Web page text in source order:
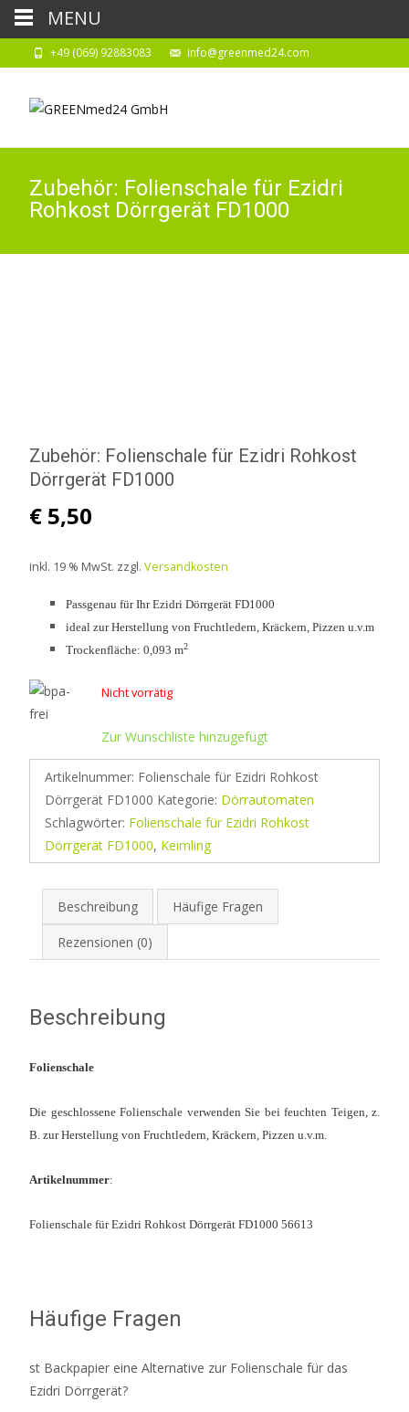
+49 (069) 92883083 info@greenmed24.com
Zubehör: Folienschale für Ezidri
Rohkost Dörrgerät FD1000
Zubehör: Folienschale für Ezidri Rohkost
Dörrgerät FD1000
€ 5,50
inkl. 19 % MwSt. zzgl. Versandkosten
Passgenau für Ihr Ezidri Dörrgerät FD1000
ideal zur Herstellung von Fruchtledern, Kräckern, Pizzen u.v.m
Trockenfläche: 0,093 m2
Nicht vorrätig
Zur Wunschliste hinzugefügt
Artikelnummer: Folienschale für Ezidri Rohkost
Dörrgerät FD1000 Kategorie: Dörrautomaten
Schlagwörter: Folienschale für Ezidri Rohkost
Dörrgerät FD1000, Keimling
Beschreibung Häufige Fragen
Rezensionen (0)
Beschreibung
Folienschale
Die geschlossene Folienschale verwenden Sie bei feuchten Teigen, z.
B. zur Herstellung von Fruchtledern, Kräckern, Pizzen u.v.m.
Artikelnummer:
Folienschale für Ezidri Rohkost Dörrgerät FD1000 56613
Häufige Fragen
st Backpapier eine Alternative zur Folienschale für das
Ezidri Dörrgerät?
MENU